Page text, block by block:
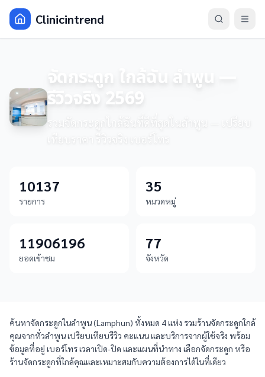
Clinicintrend
จัดกระดูก ใกล้ฉัน ลำพูน —
รีวิวจริง 2569
รวมจัดกระดูกใกล้ฉันที่ดีที่สุดในลำพูน — เปรียบ
เทียบราคา รีวิวจริง เบอร์โทร
10137
รายการ
35
หมวดหมู่
11906196
ยอดเข้าชม
77
จังหวัด
ค้นหาจัดกระดูกในลำพูน (Lamphun) ทั้งหมด 4 แห่ง รวมร้านจัดกระดูกใกล้
คุณจากทั่วลำพูน เปรียบเทียบรีวิว คะแนน และบริการจากผู้ใช้จริง พร้อม
ข้อมูลที่อยู่ เบอร์โทร เวลาเปิด-ปิด และแผนที่นำทาง เลือกจัดกระดูก หรือ
ร้านจัดกระดูกที่ใกล้คุณและเหมาะสมกับความต้องการได้ในที่เดียว